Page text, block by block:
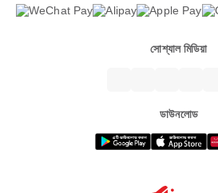
সোশ্যাল মিডিয়া
ডাউনলোড